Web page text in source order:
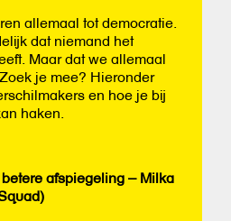
allemaal tot democratie.
dat niemand het
Maar dat we allemaal
je mee? Hieronder
en hoe je bij
haken.
afspiegeling – Milka